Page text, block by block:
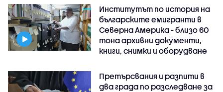
Институтът по история на
българските емигранти в
Северна Америка - близо 60
тона архивни документи,
книги, снимки и оборудване
Претърсвания и разпити в
два града по разследване за